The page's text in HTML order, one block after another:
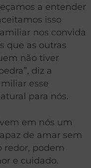
a entender
isso
nos convida
que as outras
não tiver
diz a
esse
para nós.
em nós um
de amar sem
redor, podem
e cuidado.